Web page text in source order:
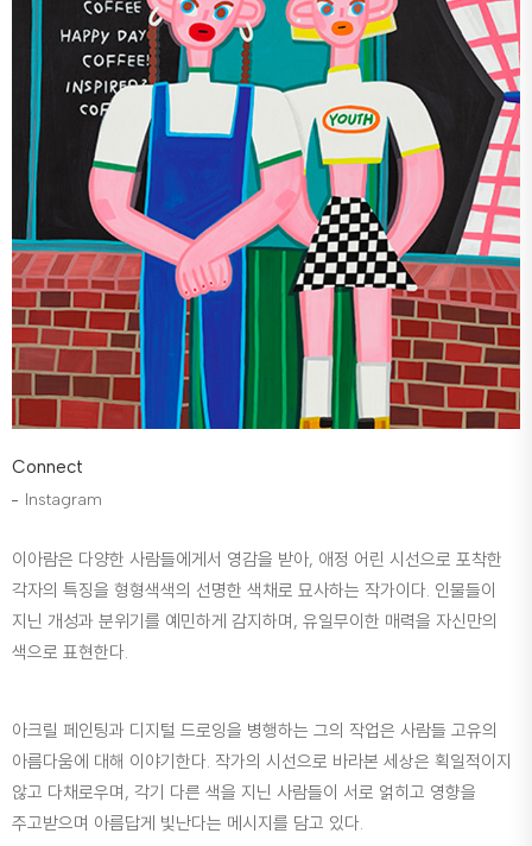
Connect
Instagram
이아람은 다양한 사람들에게서 영감을 받아, 애정 어린 시선으로 포착한
각자의 특징을 형형색색의 선명한 색채로 묘사하는 작가이다. 인물들이
지닌 개성과 분위기를 예민하게 감지하며, 유일무이한 매력을 자신만의
색으로 표현한다.
아크릴 페인팅과 디지털 드로잉을 병행하는 그의 작업은 사람들 고유의
아름다움에 대해 이야기한다. 작가의 시선으로 바라본 세상은 획일적이지
않고 다채로우며, 각기 다른 색을 지닌 사람들이 서로 얽히고 영향을
주고받으며 아름답게 빛난다는 메시지를 담고 있다.